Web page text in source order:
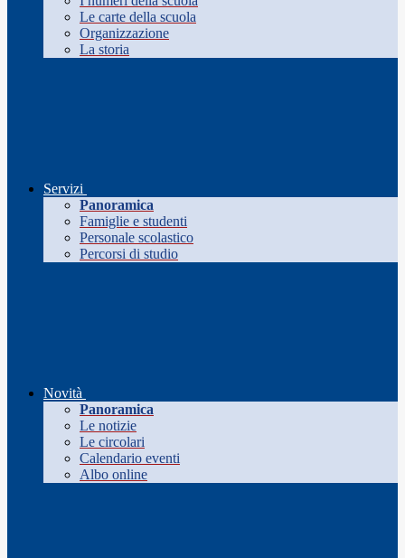
Le carte della scuola
Organizzazione
La storia
Servizi
Panoramica
Famiglie e studenti
Personale scolastico
Percorsi di studio
Novità
Panoramica
Le notizie
Le circolari
Calendario eventi
Albo online